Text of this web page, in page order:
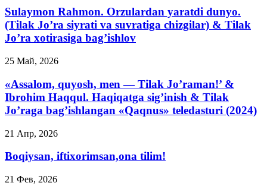
Sulaymon Rahmon. Orzulardan yaratdi dunyo.
(Tilak Jo’ra siyrati va suvratiga chizgilar) & Tilak
Jo’ra xotirasiga bag’ishlov
25 Май, 2026
«Assalom, quyosh, men — Tilak Jo’raman!’ &
Ibrohim Haqqul. Haqiqatga sig’inish & Tilak
Jo’raga bag’ishlangan «Qaqnus» teledasturi (2024)
21 Апр, 2026
Boqiysan, iftixorimsan,ona tilim!
21 Фев, 2026